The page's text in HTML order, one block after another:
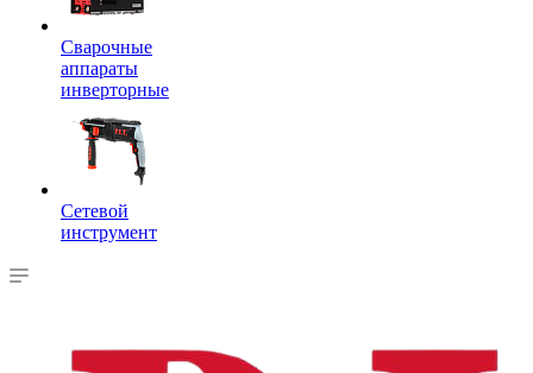
Сварочные
аппараты
инверторные
Сетевой
инструмент